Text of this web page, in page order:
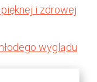
i zdrowej
wyglądu